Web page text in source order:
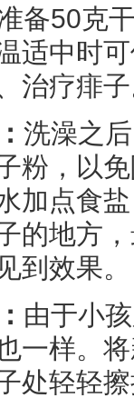
备50克
适中时
治疗痱
洗澡之
粉，以
加点食
的地方
到效果。
由于小
一样。
处轻轻